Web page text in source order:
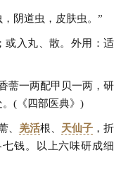
阴道虫，皮肤虫。”
或入丸、散。外用：适
薷一两配甲贝一两，研
(《四部医典》)
、 羌活根、 天仙子 ，折
钱。以上六味研成细